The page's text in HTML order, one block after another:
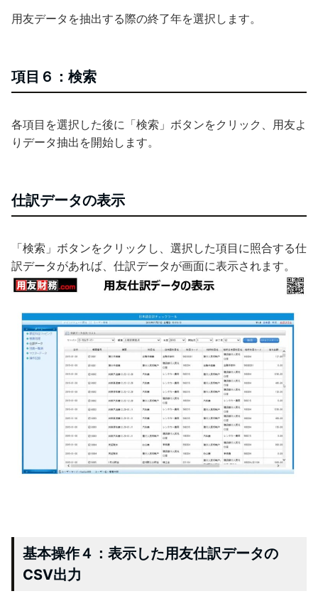
用友データを抽出する際の終了年を選択します。
項目６：検索
各項目を選択した後に「検索」ボタンをクリック、用友よ
りデータ抽出を開始します。
仕訳データの表示
「検索」ボタンをクリックし、選択した項目に照合する仕
訳データがあれば、仕訳データが画面に表示されます。
基本操作４：表示した用友仕訳データの
CSV出力